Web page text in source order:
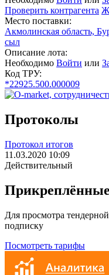
Проверить контрагента
Место поставки:
Акмолинская область,
сыл
Описание лота:
Необходимо Войти или
Код ТРУ:
*22925.500.000009
Протоколы
Протокол итогов
11.03.2020 10:09
Действительный
Для просмотра
подписку
Посмотреть тарифы